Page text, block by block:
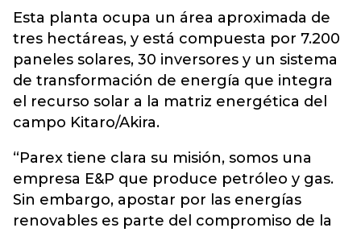
Esta planta ocupa un área aproximada de
tres hectáreas, y está compuesta por 7.200
paneles solares, 30 inversores y un sistema
de transformación de energía que integra
el recurso solar a la matriz energética del
campo Kitaro/Akira.
“Parex tiene clara su misión, somos una
empresa E&P que produce petróleo y gas.
Sin embargo, apostar por las energías
renovables es parte del compromiso de la